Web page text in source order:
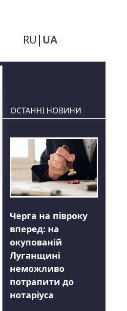
RU UA
ОСТАННІ НОВИНИ
Черга на півроку
вперед: на
окупованій
Луганщині
неможливо
потрапити до
нотаріуса